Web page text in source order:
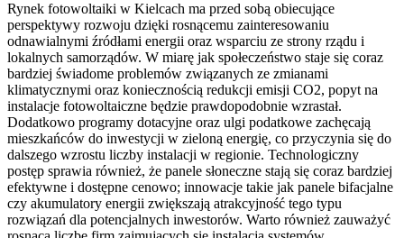
Rynek fotowoltaiki w Kielcach ma przed sobą obiecujące
perspektywy rozwoju dzięki rosnącemu zainteresowaniu
odnawialnymi źródłami energii oraz wsparciu ze strony rządu i
lokalnych samorządów. W miarę jak społeczeństwo staje się coraz
bardziej świadome problemów związanych ze zmianami
klimatycznymi oraz koniecznością redukcji emisji CO2, popyt na
instalacje fotowoltaiczne będzie prawdopodobnie wzrastał.
Dodatkowo programy dotacyjne oraz ulgi podatkowe zachęcają
mieszkańców do inwestycji w zieloną energię, co przyczynia się do
dalszego wzrostu liczby instalacji w regionie. Technologiczny
postęp sprawia również, że panele słoneczne stają się coraz bardziej
efektywne i dostępne cenowo; innowacje takie jak panele bifacjalne
czy akumulatory energii zwiększają atrakcyjność tego typu
rozwiązań dla potencjalnych inwestorów. Warto również zauważyć